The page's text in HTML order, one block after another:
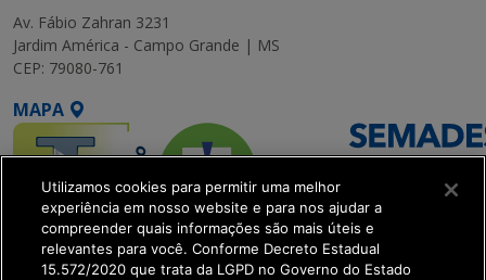
Av. Fábio Zahran 3231
Jardim América - Campo Grande | MS
CEP: 79080-761
MAPA
Utilizamos cookies para permitir uma melhor
experiência em nosso website e para nos ajudar a
compreender quais informações são mais úteis e
relevantes para você. Conforme Decreto Estadual
15.572/2020 que trata da LGPD no Governo do Estado